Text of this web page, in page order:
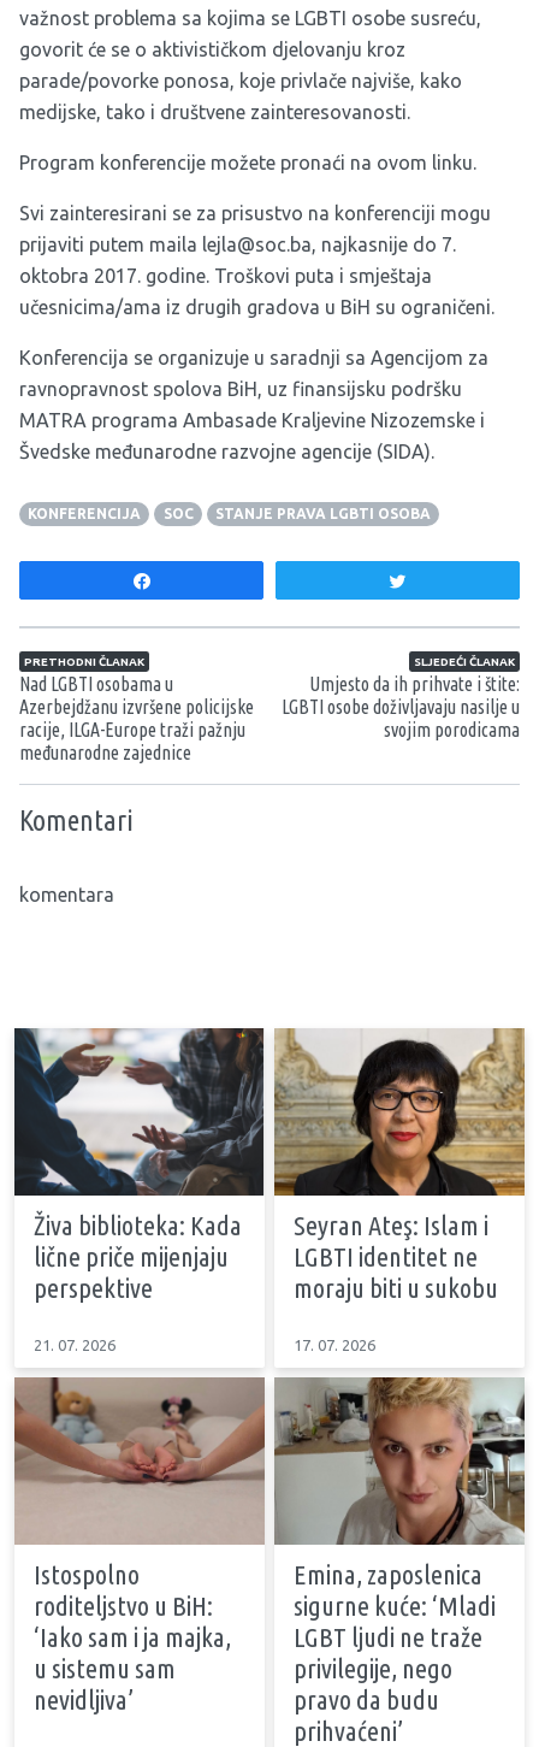
važnost problema sa kojima se LGBTI osobe susreću,
govorit će se o aktivističkom djelovanju kroz
parade/povorke ponosa, koje privlače najviše, kako
medijske, tako i društvene zainteresovanosti.
Program konferencije možete pronaći na ovom linku.
Svi zainteresirani se za prisustvo na konferenciji mogu
prijaviti putem maila lejla@soc.ba, najkasnije do 7.
oktobra 2017. godine. Troškovi puta i smještaja
učesnicima/ama iz drugih gradova u BiH su ograničeni.
Konferencija se organizuje u saradnji sa Agencijom za
ravnopravnost spolova BiH, uz finansijsku podršku
MATRA programa Ambasade Kraljevine Nizozemske i
Švedske međunarodne razvojne agencije (SIDA).
KONFERENCIJA SOC STANJE PRAVA LGBTI OSOBA
Navigacija članaka
PRETHODNI ČLANAK
Nad LGBTI osobama u
Azerbejdžanu izvršene policijske
racije, ILGA-Europe traži pažnju
međunarodne zajednice
SLJEDEĆI ČLANAK
Umjesto da ih prihvate i štite:
LGBTI osobe doživljavaju nasilje u
svojim porodicama
Komentari
komentara
Živa biblioteka: Kada
lične priče mijenjaju
perspektive
21. 07. 2026
Seyran Ateş: Islam i
LGBTI identitet ne
moraju biti u sukobu
17. 07. 2026
Istospolno
roditeljstvo u BiH:
‘Iako sam i ja majka,
u sistemu sam
nevidljiva’
Emina, zaposlenica
sigurne kuće: ‘Mladi
LGBT ljudi ne traže
privilegije, nego
pravo da budu
prihvaćeni’